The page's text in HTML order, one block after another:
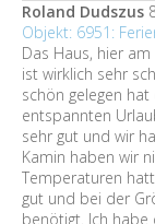
Roland Dudszus
Objekt: 6951:
Das Haus, hier
ist wirklich sehr
schön gelegen
entspannten
sehr gut und wir
Kamin haben wir
Temperaturen
gut und bei der
benötigt. Ich habe